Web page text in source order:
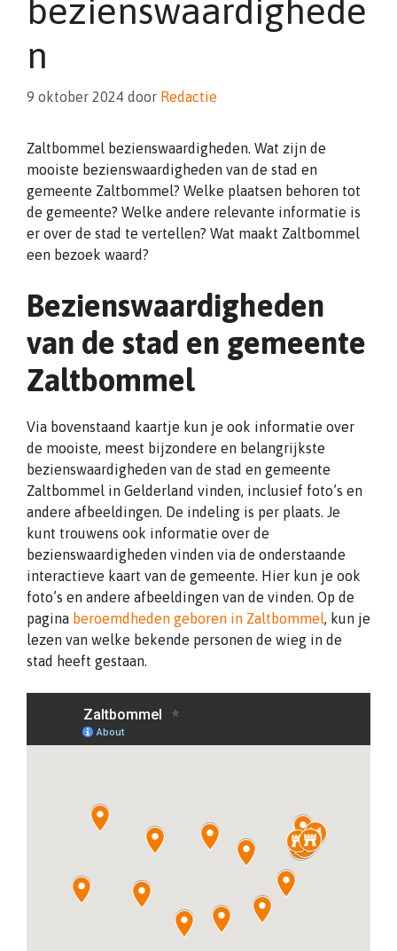
bezienswaardighede
n
9 oktober 2024 door Redactie
Zaltbommel bezienswaardigheden. Wat zijn de
mooiste bezienswaardigheden van de stad en
gemeente Zaltbommel? Welke plaatsen behoren tot
de gemeente? Welke andere relevante informatie is
er over de stad te vertellen? Wat maakt Zaltbommel
een bezoek waard?
Bezienswaardigheden
van de stad en gemeente
Zaltbommel
Via bovenstaand kaartje kun je ook informatie over
de mooiste, meest bijzondere en belangrijkste
bezienswaardigheden van de stad en gemeente
Zaltbommel in Gelderland vinden, inclusief foto’s en
andere afbeeldingen. De indeling is per plaats. Je
kunt trouwens ook informatie over de
bezienswaardigheden vinden via de onderstaande
interactieve kaart van de gemeente. Hier kun je ook
foto’s en andere afbeeldingen van de vinden. Op de
pagina beroemdheden geboren in Zaltbommel, kun je
lezen van welke bekende personen de wieg in de
stad heeft gestaan.